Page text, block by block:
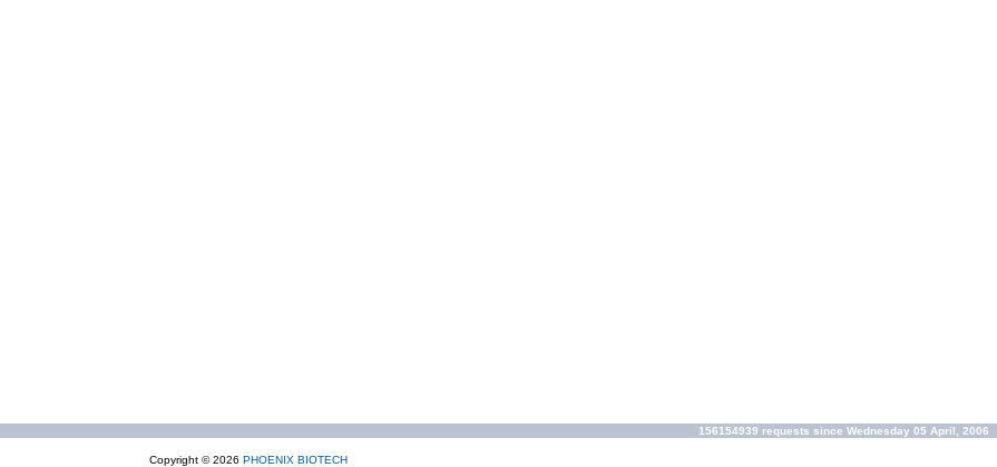
156154939 requests since Wednesday 05 April, 2006
Copyright © 2026 PHOENIX BIOTECH